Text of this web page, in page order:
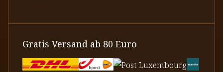
Gratis Versand ab 80 Euro